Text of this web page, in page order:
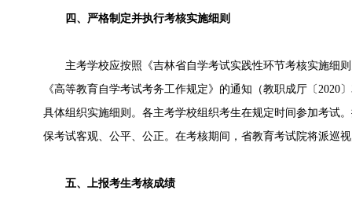
四、严格制定并执行考核实施细则
主考学校应按照《吉林省自学考试实践性环节考核实施细则
《高等教育自学考试考务工作规定》的通知（教职成厅〔2020
具体组织实施细则。各主考学校组织考生在规定时间参加考试
保考试客观、公平、公正。在考核期间，省教育考试院将派巡
五、上报考生考核成绩